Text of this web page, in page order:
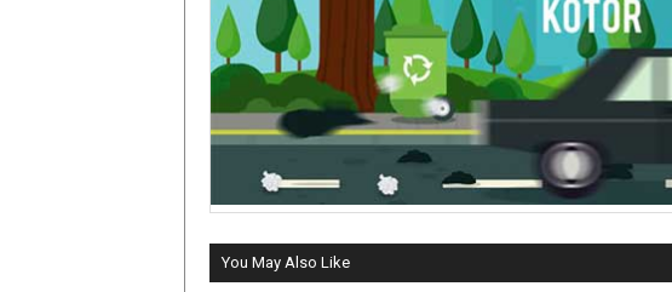
You May Also Like